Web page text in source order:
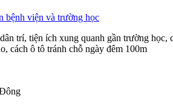
trí, tiện ích xung quanh gần trường học,
cách ô tô tránh chỗ ngày đêm 100m